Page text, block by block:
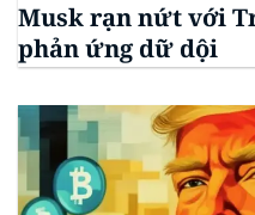
Musk rạn nứt với
phản ứng dữ dội